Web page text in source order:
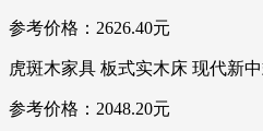
参考价格：2626.40元
虎斑木家具 板式实木床 现代新
参考价格：2048.20元